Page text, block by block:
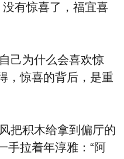
有惊喜了，福宜喜
己为什么会喜欢惊
，惊喜的背后，是重
把积木给拿到偏厅的
手拉着年淳雅：“阿